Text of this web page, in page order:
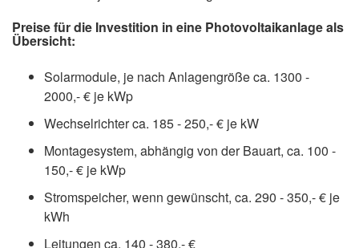
Preise für die Investition in eine Photovoltaikanlage als
Übersicht:
Solarmodule, je nach Anlagengröße ca. 1300 -
2000,- € je kWp
Wechselrichter ca. 185 - 250,- € je kW
Montagesystem, abhängig von der Bauart, ca. 100 -
150,- € je kWp
Stromspeicher, wenn gewünscht, ca. 290 - 350,- € je
kWh
Leitungen ca. 140 - 380,- €